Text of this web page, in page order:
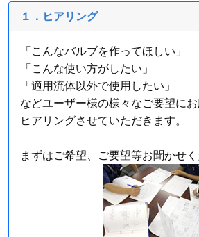
１．ヒアリング
「こんなバルブを作ってほしい」
「こんな使い方がしたい」
「適用流体以外で使用したい」
などユーザー様の様々なご要望にお
ヒアリングさせていただきます。
まずはご希望、ご要望等お聞かせく